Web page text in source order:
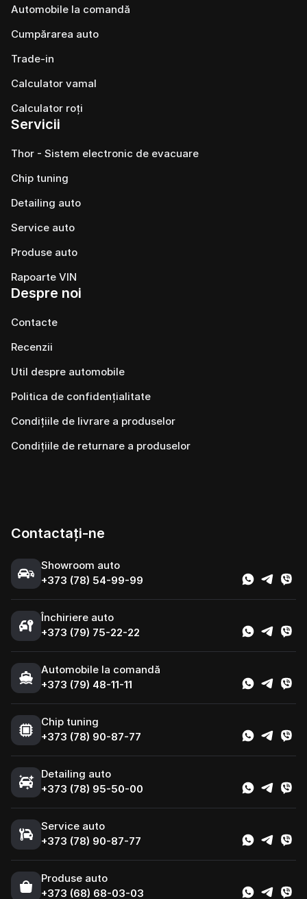
Automobile la comandă
Cumpărarea auto
Trade-in
Calculator vamal
Calculator roți
Servicii
Thor - Sistem electronic de evacuare
Chip tuning
Detailing auto
Service auto
Produse auto
Rapoarte VIN
Despre noi
Contacte
Recenzii
Util despre automobile
Politica de confidențialitate
Condițiile de livrare a produselor
Condițiile de returnare a produselor
Contactați-ne
Showroom auto
+373 (78) 54-99-99
Închiriere auto
+373 (79) 75-22-22
Automobile la comandă
+373 (79) 48-11-11
Chip tuning
+373 (78) 90-87-77
Detailing auto
+373 (78) 95-50-00
Service auto
+373 (78) 90-87-77
Produse auto
+373 (68) 68-03-03